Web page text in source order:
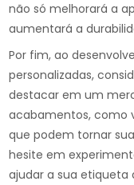
não só melhorará a
aumentará a
Por fim, ao
personalizadas,
destacar em um
acabamentos, como
que podem tornar
hesite em
ajudar a sua etiqueta